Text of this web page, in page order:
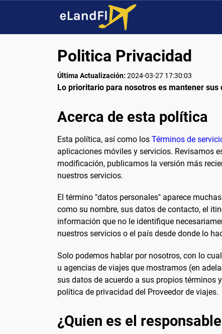
Politica Privacidad
Última Actualización: 2024-03-27 17:30:03
Lo prioritario para nosotros es mantener
Acerca de esta política
Esta política, así como los Términos de
aplicaciones móviles y servicios. Revisamos
modificación, publicamos la versión más
nuestros servicios.
El término "datos personales" aparece
como su nombre, sus datos de contacto, el
información que no le identifique
nuestros servicios o el país desde donde lo
Solo podemos hablar por nosotros, con lo
u agencias de viajes que mostramos (en
sus datos de acuerdo a sus propios términos
política de privacidad del Proveedor de viajes.
¿Quien es el